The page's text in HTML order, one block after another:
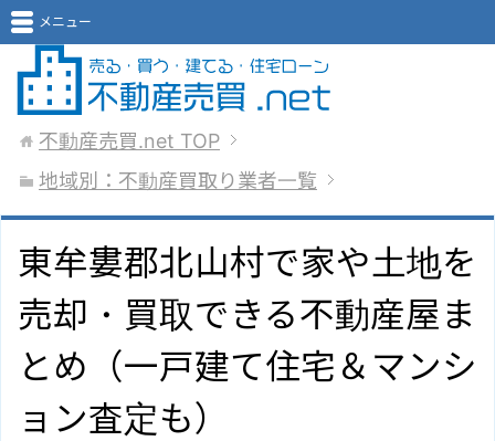
メニュー
不動産売買.net TOP
地域別：不動産買取り業者一覧
東牟婁郡北山村で家や土地を
売却・買取できる不動産屋ま
とめ（一戸建て住宅＆マンシ
ョン査定も）